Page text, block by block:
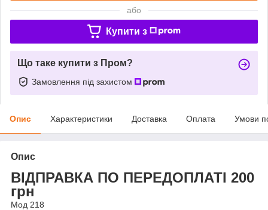
або
Купити з
Що таке купити з Пром?
Замовлення під захистом
Опис Характеристики Доставка Оплата Умови
Опис
ВІДПРАВКА ПО ПЕРЕДОПЛАТІ 200
грн
Мод 218